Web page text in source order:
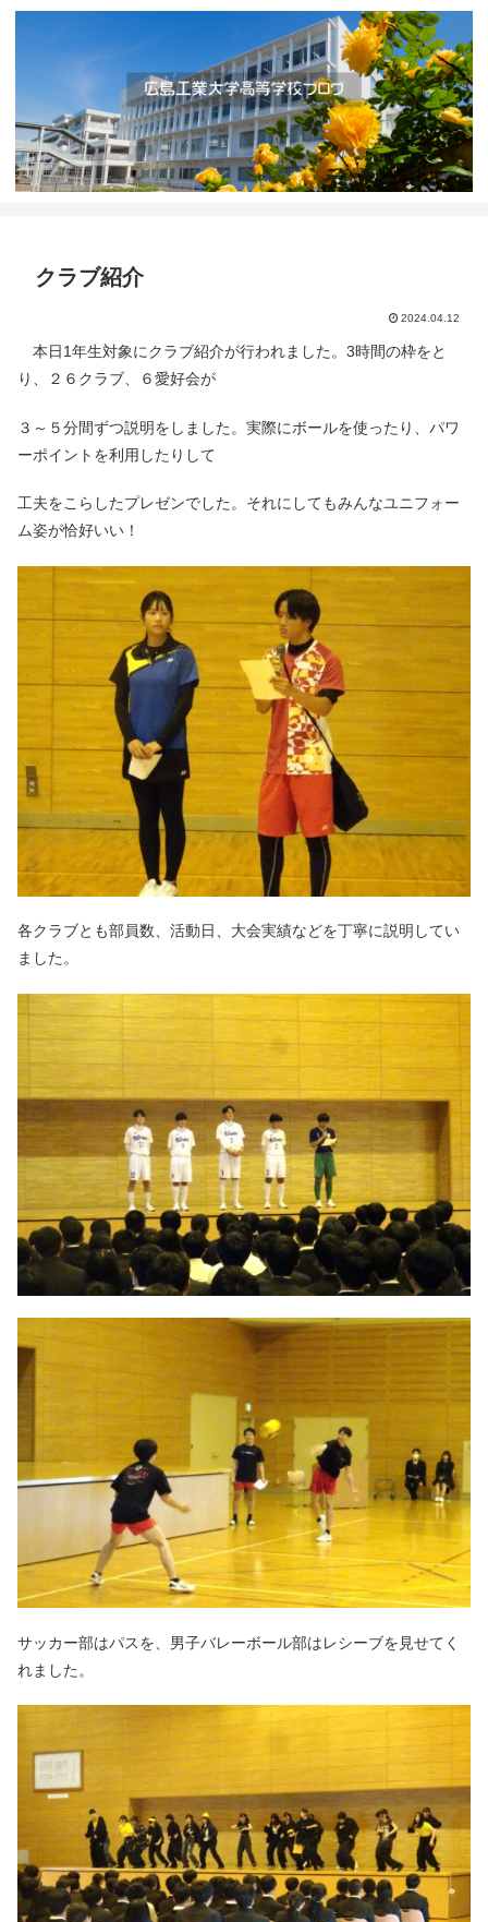
クラブ紹介
2024.04.12
本日1年生対象にクラブ紹介が行われました。3時間の枠をと
り、２６クラブ、６愛好会が
３～５分間ずつ説明をしました。実際にボールを使ったり、パワ
ーポイントを利用したりして
工夫をこらしたプレゼンでした。それにしてもみんなユニフォー
ム姿が恰好いい！
各クラブとも部員数、活動日、大会実績などを丁寧に説明してい
ました。
サッカー部はパスを、男子バレーボール部はレシーブを見せてく
れました。